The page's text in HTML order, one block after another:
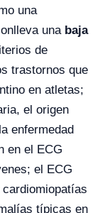
una
una baja
de
trastornos que
en atletas;
el origen
enfermedad
en el ECG
el ECG
típicas en